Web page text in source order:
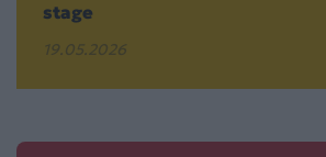
stage
19.05.2026